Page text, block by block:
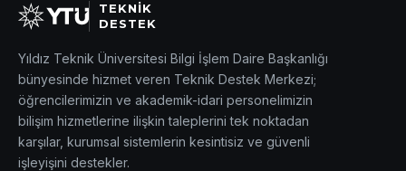
TEKNİK
DESTEK
Yıldız Teknik Üniversitesi Bilgi İşlem Daire Başkanlığı
bünyesinde hizmet veren Teknik Destek Merkezi;
öğrencilerimizin ve akademik-idari personelimizin
bilişim hizmetlerine ilişkin taleplerini tek noktadan
karşılar, kurumsal sistemlerin kesintisiz ve güvenli
işleyişini destekler.